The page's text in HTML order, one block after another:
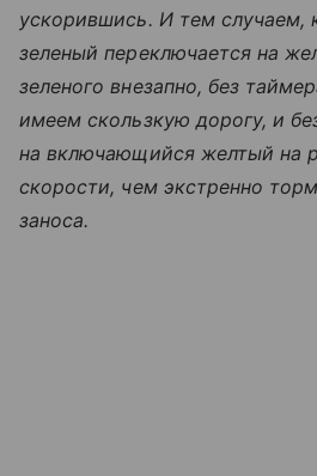
ускорившись. И тем случаем,
зеленый переключается на
зеленого внезапно, без
имеем скользкую дорогу, и
на включающийся желтый на
скорости, чем экстренно
заноса.